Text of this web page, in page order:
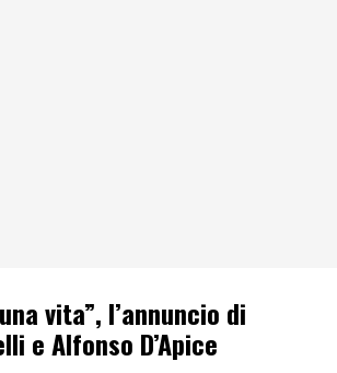
vita”, l’annuncio di
e Alfonso D’Apice